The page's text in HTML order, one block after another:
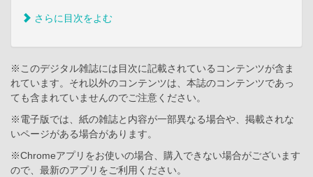
さらに目次をよむ
※このデジタル雑誌には目次に記載されているコンテンツが含ま
れています。それ以外のコンテンツは、本誌のコンテンツであっ
ても含まれていませんのでご注意ください。
※電子版では、紙の雑誌と内容が一部異なる場合や、掲載されな
いページがある場合があります。
※Chromeアプリをお使いの場合、購入できない場合がございます
ので、最新のアプリをご利用ください。